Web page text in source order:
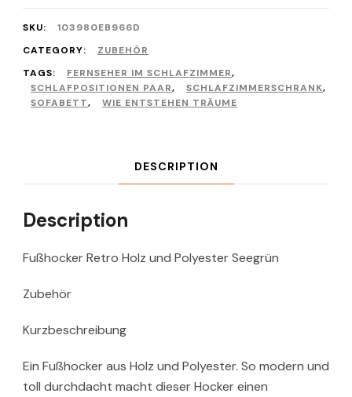
SKU:
103980EB966D
CATEGORY:
ZUBEHÖR
TAGS:
FERNSEHER IM SCHLAFZIMMER,
SCHLAFPOSITIONEN PAAR, SCHLAFZIMMERSCHRANK,
SOFABETT, WIE ENTSTEHEN TRÄUME
DESCRIPTION
Description
Fußhocker Retro Holz und Polyester Seegrün
Zubehör
Kurzbeschreibung
Ein Fußhocker aus Holz und Polyester. So modern und
toll durchdacht macht dieser Hocker einen